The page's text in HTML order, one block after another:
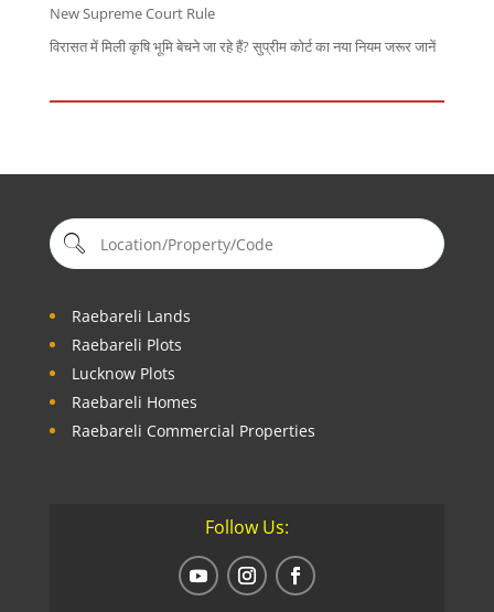
New Supreme Court Rule
विरासत में मिली कृषि भूमि बेचने जा रहे हैं? सुप्रीम कोर्ट का नया नियम जरूर जानें
Raebareli Lands
Raebareli Plots
Lucknow Plots
Raebareli Homes
Raebareli Commercial Properties
Follow Us: